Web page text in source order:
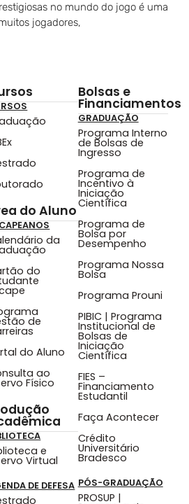
no mundo do jogo é uma
jogadores,
do Aluno
da
do
de
do Aluno
ao
Físico
e
Virtual
DE DEFESA
Bolsas e
Financiamentos
GRADUAÇÃO
Programa Interno
de Bolsas de
Ingresso
Programa de
Incentivo à
Iniciação
Científica
Programa de
Bolsa por
Desempenho
Programa Nossa
Bolsa
Programa Prouni
PIBIC | Programa
Institucional de
Bolsas de
Iniciação
Científica
FIES –
Financiamento
Estudantil
Faça Acontecer
Crédito
Universitário
Bradesco
PÓS-GRADUAÇÃO
PROSUP |